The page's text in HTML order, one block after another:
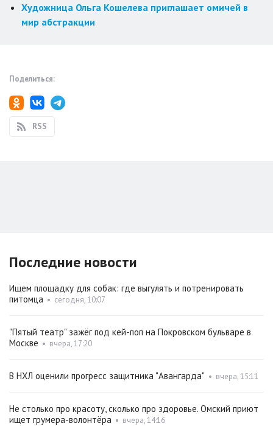
Художница Ольга Кошелева приглашает омичей в
мир абстракции
Поделиться:
RSS
Последние новости
Ищем площадку для собак: где выгулять и потренировать
питомца • сегодня, 10:07
"Пятый театр" зажёг под кей-поп на Покровском бульваре в
Москве • вчера, 17:20
В НХЛ оценили прогресс защитника "Авангарда" • вчера, 15:11
Не столько про красоту, сколько про здоровье. Омский приют
ищет грумера-волонтёра • вчера, 14:16